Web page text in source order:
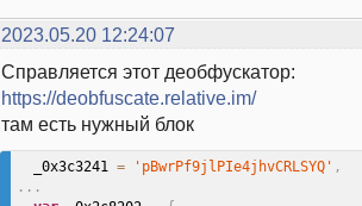
2023.05.20 12:24:07
Справляется этот деобфускатор:
https://deobfuscate.relative.im/
там есть нужный блок
  _0x3c3241
= 'pBwrPf9jlPIe4jhvCRLSYQ' ,
. . .